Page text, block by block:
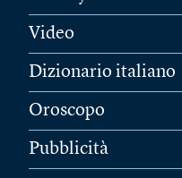
Video
Dizionario italiano
Oroscopo
Pubblicità